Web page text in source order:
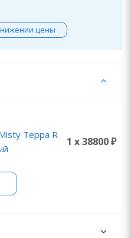
цены
Терра R
1 x 38800 ₽